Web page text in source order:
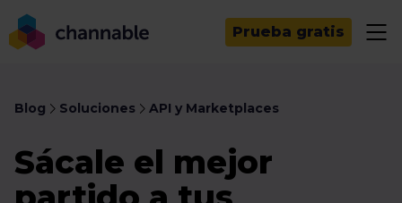
Prueba gratis
Blog Soluciones API y Marketplaces
Sácale el mejor